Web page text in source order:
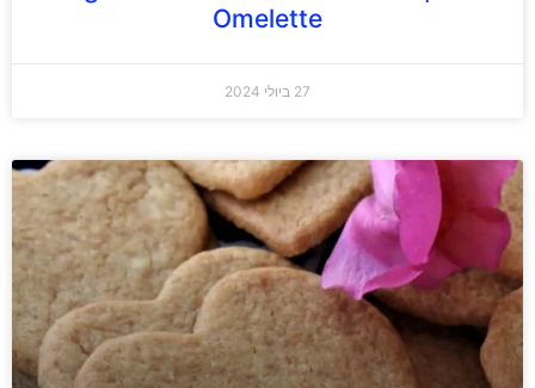
Omelette
27 ביולי 2024